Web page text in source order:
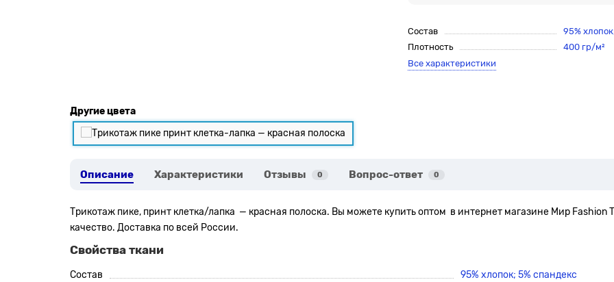
Состав
95%
Плотность
400 гр/м²
Все характеристики
Другие цвета
Описание Характеристики Отзывы 0 Вопрос-ответ 0
Трикотаж пике, принт клетка/лапка — красная полоска. Вы можете купить оптом в интернет магазине Мир
качество. Доставка по всей России.
Свойства ткани
Состав
95% хлопок; 5% спандекс